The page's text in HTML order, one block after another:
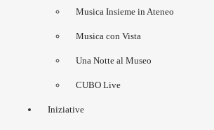
Musica Insieme in Ateneo
Musica con Vista
Una Notte al Museo
CUBO Live
Iniziative